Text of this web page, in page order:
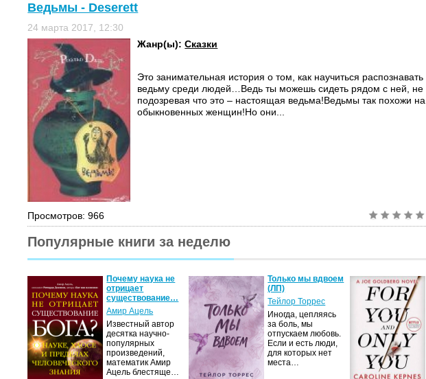
Ведьмы - Deserett
24 марта 2017, 12:30
Жанр(ы):Сказки
Это занимательная история о том, как научиться распознавать
ведьму среди людей…Ведь ты можешь сидеть рядом с ней, не
подозревая что это – настоящая ведьма!Ведьмы так похожи на
обыкновенных женщин!Но они...
Просмотров: 966
Популярные книги за неделю
Почему наука не
отрицает
существование…
Амир Ацель
Известный автор
десятка научно-
популярных
произведений,
математик Амир
Ацель блестяще…
Только мы вдвоем
(ЛП)
Тейлор Торрес
Иногда, цепляясь
за боль, мы
отпускаем любовь.
Если и есть люди,
для которых нет
места…